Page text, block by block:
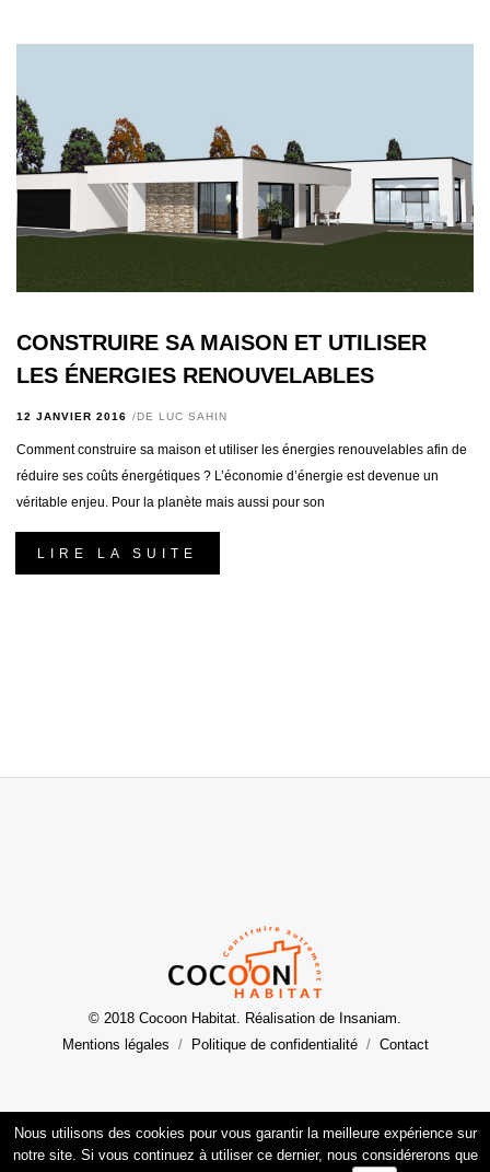
CONSTRUIRE SA MAISON ET UTILISER
LES ÉNERGIES RENOUVELABLES
12 JANVIER 2016 DE LUC SAHIN
Comment construire sa maison et utiliser les énergies renouvelables afin de
réduire ses coûts énergétiques ? L’économie d’énergie est devenue un
véritable enjeu. Pour la planète mais aussi pour son
LIRE LA SUITE
© 2018 Cocoon Habitat. Réalisation de Insaniam.
Mentions légales
Politique de confidentialité Contact
Nous utilisons des cookies pour vous garantir la meilleure expérience sur
notre site. Si vous continuez à utiliser ce dernier, nous considérerons que